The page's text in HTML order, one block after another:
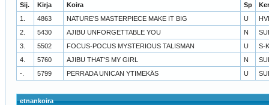
Sij.
Kirja Koira Sp
1.
4863 NATURE'S MASTERPIECE MAKE IT BIG U
2.
5430 AJIBU UNFORGETTABLE YOU N
3.
5502 FOCUS-POCUS MYSTERIOUS TALISMAN U
S-
4.
5760 AJIBU THAT'S MY GIRL N
-.
5799 PERRADA UNICAN YTIMEKÄS U
etnankoira